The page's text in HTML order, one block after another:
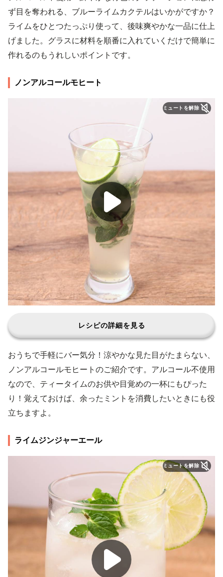
ず目を奪われる、ブルーライムカクテルはいかがですか？
ライムをひとつたっぷり使って、後味爽やかな一品に仕上
げました。グラスに材料を順番に入れていくだけで簡単に
作れるのもうれしいポイントです。
ノンアルコールモヒート
ミュートを解除
レシピの詳細を見る
おうちで手軽にバー気分！涼やかな見た目がたまらない、
ノンアルコールモヒートのご紹介です。アルコール不使用
なので、ティータイムのお供や目覚めの一杯にもぴった
り！覚えておけば、余ったミントを消費したいときにも役
立ちますよ。
ライムジンジャーエール
ミュートを解除